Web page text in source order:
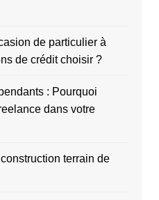
de particulier à
de crédit choisir ?
: Pourquoi
dans votre
terrain de